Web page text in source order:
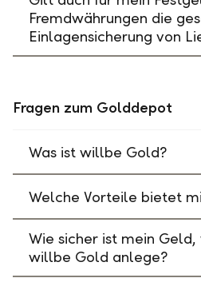
Fremdwährungen die
Einlagensicherung von
Fragen zum Golddepot
Was ist willbe Gold?
Welche Vorteile bietet
Wie sicher ist mein Geld,
willbe Gold anlege?